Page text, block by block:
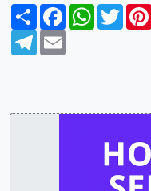
Compartilhar
Facebook
Telegram
Email